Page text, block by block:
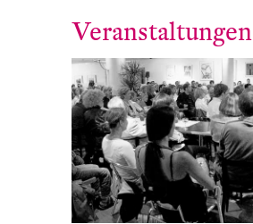
Veranstaltungen